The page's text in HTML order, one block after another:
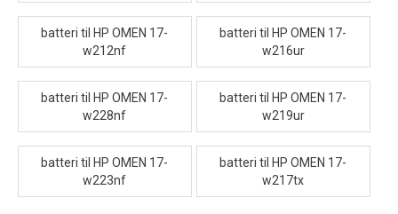
batteri til HP OMEN 17-
w212nf
batteri til HP OMEN 17-
w216ur
batteri til HP OMEN 17-
w228nf
batteri til HP OMEN 17-
w219ur
batteri til HP OMEN 17-
w223nf
batteri til HP OMEN 17-
w217tx